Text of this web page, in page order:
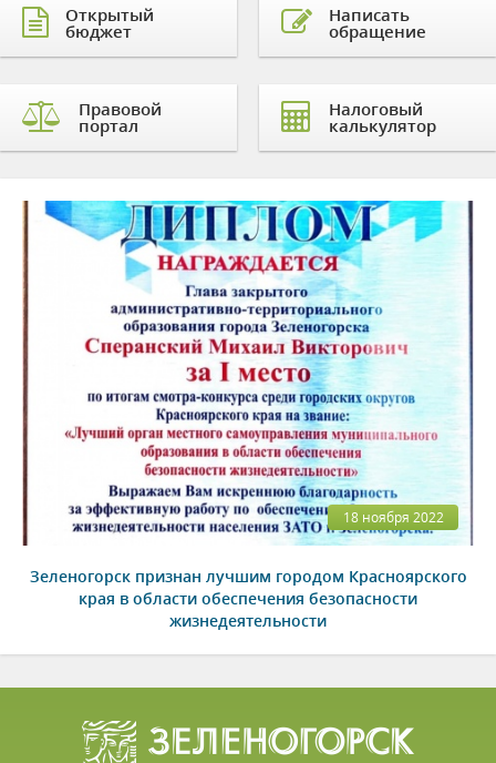
Открытый
бюджет
Правовой
портал
Написать
обращение
Налоговый
калькулятор
18 ноября 2022
Зеленогорск признан лучшим городом Красноярского
края в области обеспечения безопасности
жизнедеятельности